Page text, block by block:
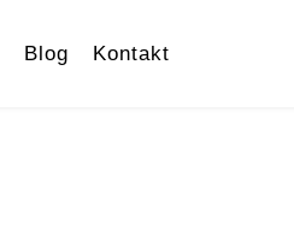
Blog Kontakt